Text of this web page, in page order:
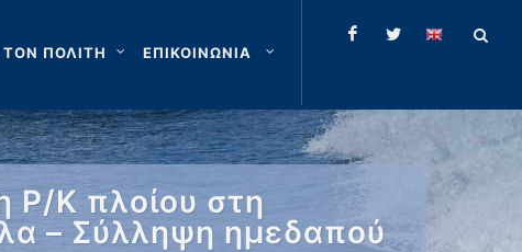
ΤΟΝ ΠΟΛΙΤΗ ΕΠΙΚΟΙΝΩΝΙΑ
Ρ/Κ πλοίου στη
– Σύλληψη ημεδαπού